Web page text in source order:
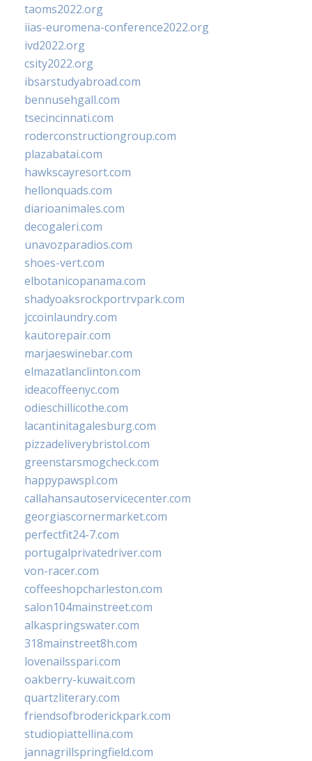
taoms2022.org
iias-euromena-conference2022.org
ivd2022.org
csity2022.org
ibsarstudyabroad.com
bennusehgall.com
tsecincinnati.com
roderconstructiongroup.com
plazabatai.com
hawkscayresort.com
hellonquads.com
diarioanimales.com
decogaleri.com
unavozparadios.com
shoes-vert.com
elbotanicopanama.com
shadyoaksrockportrvpark.com
jccoinlaundry.com
kautorepair.com
marjaeswinebar.com
elmazatlanclinton.com
ideacoffeenyc.com
odieschillicothe.com
lacantinitagalesburg.com
pizzadeliverybristol.com
greenstarsmogcheck.com
happypawspl.com
callahansautoservicecenter.com
georgiascornermarket.com
perfectfit24-7.com
portugalprivatedriver.com
von-racer.com
coffeeshopcharleston.com
salon104mainstreet.com
alkaspringswater.com
318mainstreet8h.com
lovenailsspari.com
oakberry-kuwait.com
quartzliterary.com
friendsofbroderickpark.com
studiopiattellina.com
jannagrillspringfield.com